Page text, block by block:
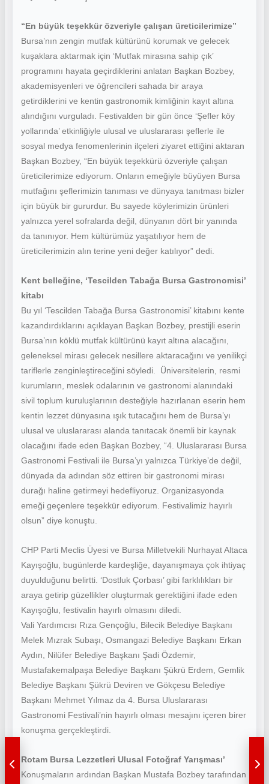
“En büyük teşekkür özveriyle çalışan üreticilerimize”
Bursa’nın zengin mutfak kültürünü korumak ve gelecek
kuşaklara aktarmak için ‘Mutfak mirasına sahip çık’
programını hayata geçirdiklerini anlatan Başkan Bozbey,
akademisyenleri ve öğrencileri sahada bir araya
getirdiklerini ve kentin gastronomik kimliğinin kayıt altına
alındığını vurguladı. Festivalden bir gün önce ‘Şefler köy
yollarında’ etkinliğiyle ulusal ve uluslararası şeflerle ile
sosyal medya fenomenlerinin ilçeleri ziyaret ettiğini aktaran
Başkan Bozbey, “En büyük teşekkürü özveriyle çalışan
üreticilerimize ediyorum. Onların emeğiyle büyüyen Bursa
mutfağını şeflerimizin tanıması ve dünyaya tanıtması bizler
için büyük bir gururdur. Bu sayede köylerimizin ürünleri
yalnızca yerel sofralarda değil, dünyanın dört bir yanında
da tanınıyor. Hem kültürümüz yaşatılıyor hem de
üreticilerimizin alın terine yeni değer katılıyor” dedi.
Kent belleğine, ‘Tescilden Tabağa Bursa Gastronomisi’
kitabı
Bu yıl ‘Tescilden Tabağa Bursa Gastronomisi’ kitabını kente
kazandırdıklarını açıklayan Başkan Bozbey, prestijli eserin
Bursa’nın köklü mutfak kültürünü kayıt altına alacağını,
geleneksel mirası gelecek nesillere aktaracağını ve yenilikçi
tariflerle zenginleştireceğini söyledi. Üniversitelerin, resmi
kurumların, meslek odalarının ve gastronomi alanındaki
sivil toplum kuruluşlarının desteğiyle hazırlanan eserin hem
kentin lezzet dünyasına ışık tutacağını hem de Bursa’yı
ulusal ve uluslararası alanda tanıtacak önemli bir kaynak
olacağını ifade eden Başkan Bozbey, “4. Uluslararası Bursa
Gastronomi Festivali ile Bursa’yı yalnızca Türkiye’de değil,
dünyada da adından söz ettiren bir gastronomi mirası
durağı haline getirmeyi hedefliyoruz. Organizasyonda
emeği geçenlere teşekkür ediyorum. Festivalimiz hayırlı
olsun” diye konuştu.
CHP Parti Meclis Üyesi ve Bursa Milletvekili Nurhayat Altaca
Kayışoğlu, bugünlerde kardeşliğe, dayanışmaya çok ihtiyaç
duyulduğunu belirtti. ‘Dostluk Çorbası’ gibi farklılıkları bir
araya getirip güzellikler oluşturmak gerektiğini ifade eden
Kayışoğlu, festivalin hayırlı olmasını diledi.
Vali Yardımcısı Rıza Gençoğlu, Bilecik Belediye Başkanı
Melek Mızrak Subaşı, Osmangazi Belediye Başkanı Erkan
Aydın, Nilüfer Belediye Başkanı Şadi Özdemir,
Mustafakemalpaşa Belediye Başkanı Şükrü Erdem, Gemlik
Belediye Başkanı Şükrü Deviren ve Gökçesu Belediye
Başkanı Mehmet Yılmaz da 4. Bursa Uluslararası
Gastronomi Festivali’nin hayırlı olması mesajını içeren birer
konuşma gerçekleştirdi.
Rotam Bursa Lezzetleri Ulusal Fotoğraf Yarışması’
Konuşmaların ardından Başkan Mustafa Bozbey tarafından